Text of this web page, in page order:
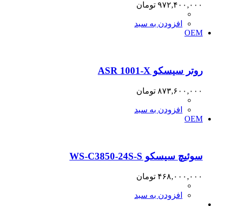
۹۷۲,۴۰۰,۰۰۰ تومان
افزودن به سبد
OEM
روتر سیسکو ASR 1001-X
۸۷۳,۶۰۰,۰۰۰ تومان
افزودن به سبد
OEM
سوئیچ سیسکو WS-C3850-24S-S
۴۶۸,۰۰۰,۰۰۰ تومان
افزودن به سبد